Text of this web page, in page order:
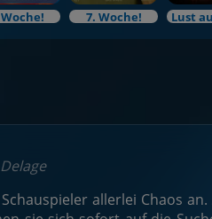
7. Woche!
allerlei Chaos an.